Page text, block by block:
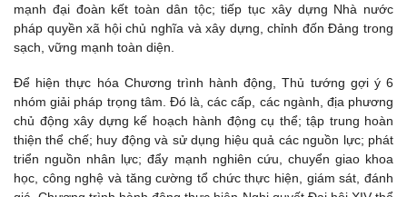
mạnh đại đoàn kết toàn dân tộc; tiếp tục xây dựng Nhà nước
pháp quyền xã hội chủ nghĩa và xây dựng, chỉnh đốn Đảng trong
sạch, vững mạnh toàn diện.
Để hiện thực hóa Chương trình hành động, Thủ tướng gợi ý 6
nhóm giải pháp trọng tâm. Đó là, các cấp, các ngành, địa phương
chủ động xây dựng kế hoạch hành động cụ thể; tập trung hoàn
thiện thể chế; huy động và sử dụng hiệu quả các nguồn lực; phát
triển nguồn nhân lực; đẩy mạnh nghiên cứu, chuyển giao khoa
học, công nghệ và tăng cường tổ chức thực hiện, giám sát, đánh